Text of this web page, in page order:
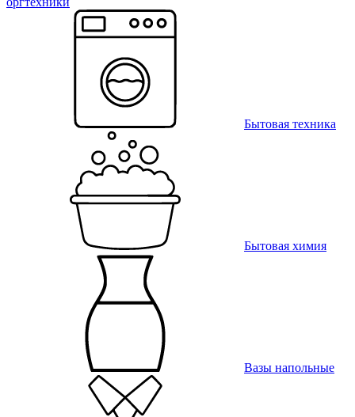
Бытовая техника
Бытовая химия
Вазы напольные